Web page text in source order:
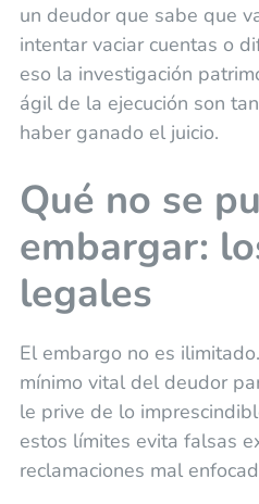
un deudor que sabe que
intentar vaciar cuentas o
eso la investigación
ágil de la ejecución son
haber ganado el juicio.
Qué no se
embargar:
legales
El embargo no es
mínimo vital del deudor
le prive de lo
estos límites evita falsas
reclamaciones mal